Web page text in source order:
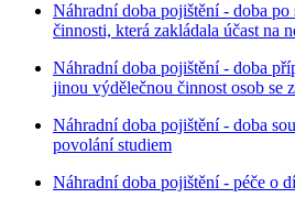
Náhradní doba pojištění - doba po
činnosti, která zakládala účast na
Náhradní doba pojištění - doba
jinou výdělečnou činnost osob se
Náhradní doba pojištění - doba
povolání studiem
Náhradní doba pojištění - péče o